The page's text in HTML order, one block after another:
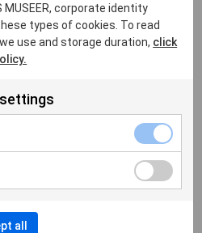
Sök
a facilisis
MUSEER, corporate identity
types of cookies. To read
use and storage duration, click
all